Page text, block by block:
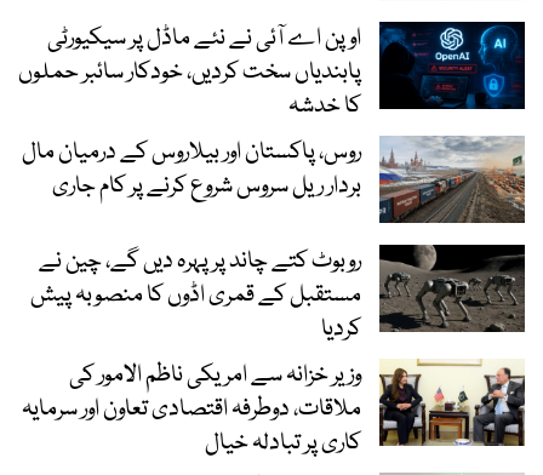
اوپن اے آئی نے نئے ماڈل پر سیکیورٹی
پابندیاں سخت کردیں، خودکار سائبر حملوں
کا خدشہ
روس، پاکستان اور بیلاروس کے درمیان مال
بردار ریل سروس شروع کرنے پر کام جاری
روبوٹ کتے چاند پر پہرہ دیں گے، چین نے
مستقبل کے قمری اڈوں کا منصوبہ پیش
کردیا
وزیر خزانہ سے امریکی ناظم الامور کی
ملاقات، دوطرفہ اقتصادی تعاون اور سرمایہ
کاری پر تبادلہ خیال